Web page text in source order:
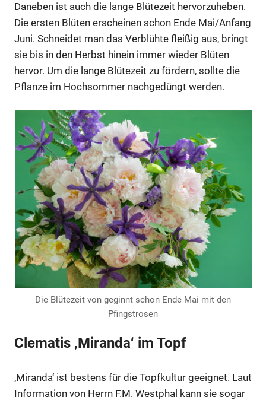
Daneben ist auch die lange Blütezeit hervorzuheben.
Die ersten Blüten erscheinen schon Ende Mai/Anfang
Juni. Schneidet man das Verblühte fleißig aus, bringt
sie bis in den Herbst hinein immer wieder Blüten
hervor. Um die lange Blütezeit zu fördern, sollte die
Pflanze im Hochsommer nachgedüngt werden.
Die Blütezeit von geginnt schon Ende Mai mit den
Pfingstrosen
Clematis ‚Miranda‘ im Topf
‚Miranda‘ ist bestens für die Topfkultur geeignet. Laut
Information von Herrn F.M. Westphal kann sie sogar